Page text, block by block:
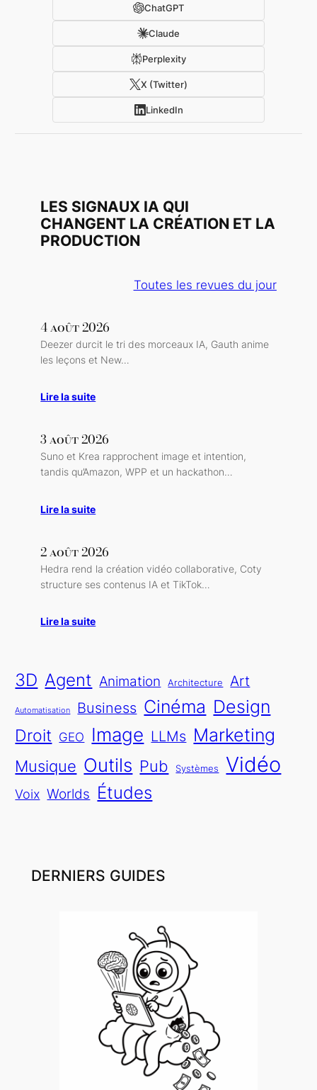
ChatGPT
Claude
Perplexity
X (Twitter)
LinkedIn
LES SIGNAUX IA QUI
CHANGENT LA CRÉATION ET LA
PRODUCTION
Toutes les revues du jour
4 août 2026
Deezer durcit le tri des morceaux IA, Gauth anime
les leçons et New…
Lire la suite
3 août 2026
Suno et Krea rapprochent image et intention,
tandis qu’Amazon, WPP et un hackathon…
Lire la suite
2 août 2026
Hedra rend la création vidéo collaborative, Coty
structure ses contenus IA et TikTok…
Lire la suite
3D Agent Animation Architecture Art
Automatisation Business Cinéma Design
Droit GEO Image LLMs Marketing
Musique Outils Pub Systèmes Vidéo
Voix Worlds Études
DERNIERS GUIDES